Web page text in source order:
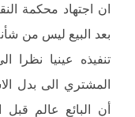
ان اجتهاد محكمة
بعد البيع ليس من
تنفيذه عينيا نظرا
المشتري الى بدل
أن البائع عالم قبل